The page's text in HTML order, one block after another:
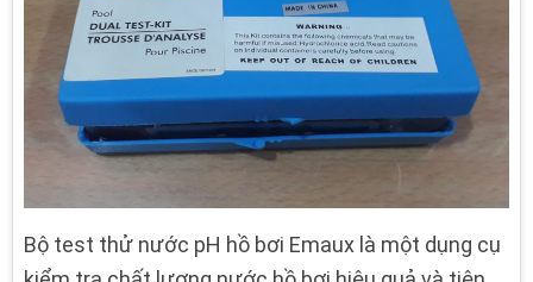
Bộ test thử nước pH hồ bơi Emaux là một dụng cụ